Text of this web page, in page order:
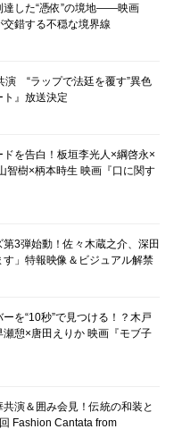
達した“憑依”の境地――映画
交錯する不穏な境界線
演 “ラップで法廷を覆す”異色
ト』放送決定
を告白！板垣李光人×綱啓永×
智樹×柄本時生 映画『口に関す
第3弾始動！佐々木蔵之介、深田
」特報映像＆ビジュアル解禁
を“10秒”で見つける！？木戸
憩×唐田えりか 映画『モブ子
演＆囲み会見！伝統の和装と
Fashion Cantata from